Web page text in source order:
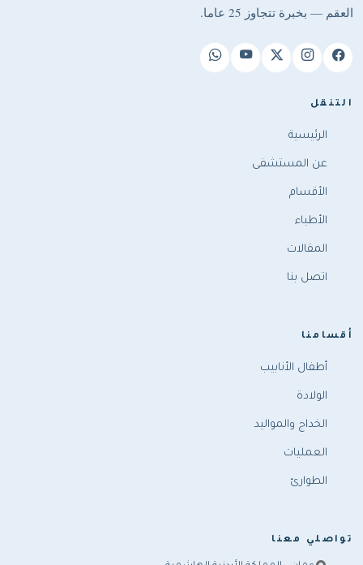
العقم — بخبرة تتجاوز 25 عاما.
التنقل
الرئيسية
عن المستشفى
الأقسام
الأطباء
المقالات
اتصل بنا
أقسامنا
أطفال الأنابيب
الولادة
الخداج والمواليد
العمليات
الطوارئ
تواصلي معنا